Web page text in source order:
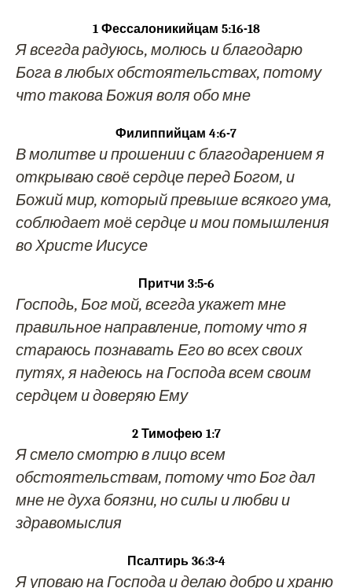
1 Фессалоникийцам 5:16-18
Я всегда радуюсь, молюсь и благодарю
Бога в любых обстоятельствах, потому
что такова Божия воля обо мне
Филиппийцам 4:6-7
В молитве и прошении с благодарением я
открываю своё сердце перед Богом, и
Божий мир, который превыше всякого ума,
соблюдает моё сердце и мои помышления
во Христе Иисусе
Притчи 3:5-6
Господь, Бог мой, всегда укажет мне
правильное направление, потому что я
стараюсь познавать Его во всех своих
путях, я надеюсь на Господа всем своим
сердцем и доверяю Ему
2 Тимофею 1:7
Я смело смотрю в лицо всем
обстоятельствам, потому что Бог дал
мне не духа боязни, но силы и любви и
здравомыслия
Псалтирь 36:3-4
Я уповаю на Господа и делаю добро и храню